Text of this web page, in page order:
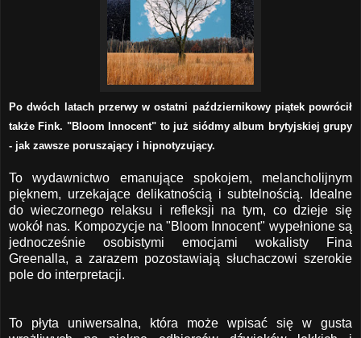
Po dwóch latach przerwy w ostatni październikowy piątek powrócił
także Fink. "Bloom Innocent" to już siódmy album brytyjskiej grupy
- jak zawsze poruszający i hipnotyzujący.
To wydawnictwo emanujące spokojem, melancholijnym
pięknem, urzekające delikatnością i subtelnością. Idealne
do wieczornego relaksu i refleksji na tym, co dzieje się
wokół nas. Kompozycje na "Bloom Innocent" wypełnione są
jednocześnie osobistymi emocjami wokalisty Fina
Greenalla, a zarazem pozostawiają słuchaczowi szerokie
pole do interpretacji.
To płyta uniwersalna, która może wpisać się w gusta